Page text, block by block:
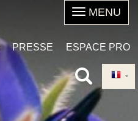
PRESSE ESPACE PRO